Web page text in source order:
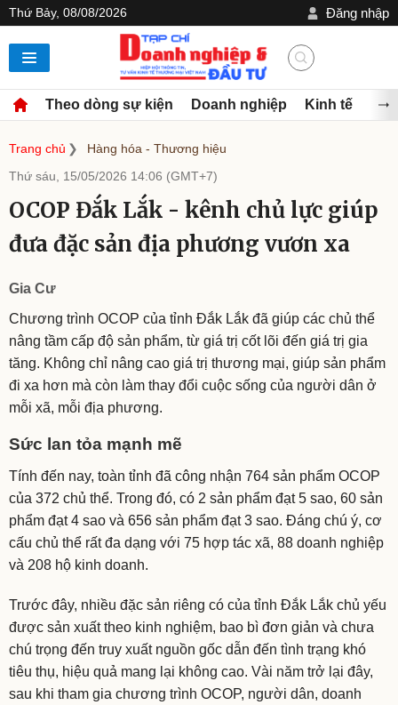
Thứ Bảy, 08/08/2026 Đăng nhập
Theo dòng sự kiện Doanh nghiệp Kinh tế
Trang chủ
Hàng hóa - Thương hiệu
Thứ sáu, 15/05/2026 14:06 (GMT+7)
OCOP Đắk Lắk - kênh chủ lực giúp
đưa đặc sản địa phương vươn xa
Gia Cư
Chương trình OCOP của tỉnh Đắk Lắk đã giúp các chủ thể
nâng tầm cấp độ sản phẩm, từ giá trị cốt lõi đến giá trị gia
tăng. Không chỉ nâng cao giá trị thương mại, giúp sản phẩm
đi xa hơn mà còn làm thay đổi cuộc sống của người dân ở
mỗi xã, mỗi địa phương.
Sức lan tỏa mạnh mẽ
Tính đến nay, toàn tỉnh đã công nhận 764 sản phẩm OCOP
của 372 chủ thể. Trong đó, có 2 sản phẩm đạt 5 sao, 60 sản
phẩm đạt 4 sao và 656 sản phẩm đạt 3 sao. Đáng chú ý, cơ
cấu chủ thể rất đa dạng với 75 hợp tác xã, 88 doanh nghiệp
và 208 hộ kinh doanh.
Trước đây, nhiều đặc sản riêng có của tỉnh Đắk Lắk chủ yếu
được sản xuất theo kinh nghiệm, bao bì đơn giản và chưa
chú trọng đến truy xuất nguồn gốc dẫn đến tình trạng khó
tiêu thụ, hiệu quả mang lại không cao. Vài năm trở lại đây,
sau khi tham gia chương trình OCOP, người dân, doanh